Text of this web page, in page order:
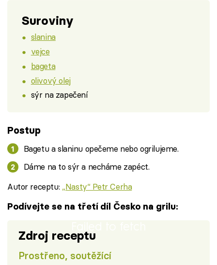
Suroviny
slanina
vejce
bageta
olivový olej
sýr na zapečení
Postup
Bagetu a slaninu opečeme nebo ogrilujeme.
Dáme na to sýr a necháme zapéct.
Autor receptu: ,,Nasty‘‘ Petr Cerha
Podívejte se na třetí díl Česko na grilu:
Zdroj receptu
Prostřeno, soutěžící